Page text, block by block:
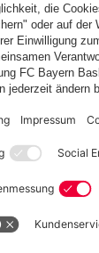
Möchtest du
Ja,